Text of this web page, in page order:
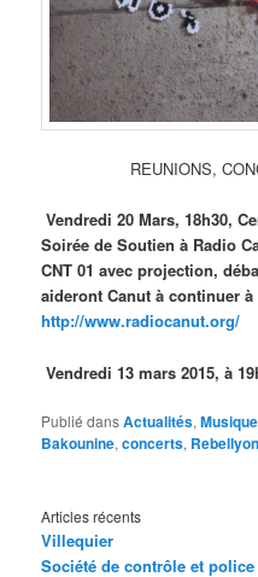
REUNIONS,
Vendredi 20 Mars, 18h30,
Soirée de Soutien à Radio
CNT 01 avec projection,
aideront Canut à continuer
http://www.radiocanut.org/
Vendredi 13 mars 2015, à
Publié dansActualités,
Bakounine,concerts, Rebellyon
Articles récents
Villequier
Société de contrôle et